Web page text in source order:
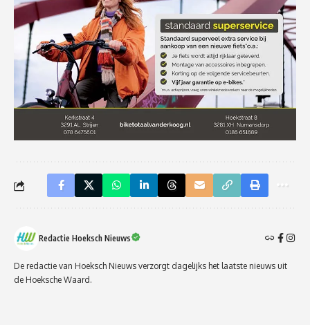
Redactie Hoeksch Nieuws
De redactie van Hoeksch Nieuws verzorgt dagelijks het laatste nieuws uit
de Hoeksche Waard.